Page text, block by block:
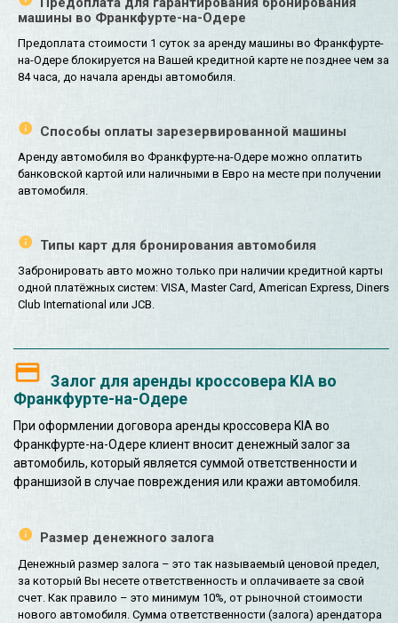
машины во Франкфурте-на-Одере
Предоплата стоимости 1 суток за аренду машины во Франкфурте-
на-Одере блокируется на Вашей кредитной карте не позднее чем за
84 часа, до начала аренды автомобиля.
Способы оплаты зарезервированной машины
Аренду автомобиля во Франкфурте-на-Одере можно оплатить
банковской картой или наличными в Евро на месте при получении
автомобиля.
Типы карт для бронирования автомобиля
Забронировать авто можно только при наличии кредитной карты
одной платёжных систем: VISA, Master Card, American Express, Diners
Club International или JCB.
Залог для аренды кроссовера KIA во
Франкфурте-на-Одере
При оформлении договора аренды кроссовера KIA во
Франкфурте-на-Одере клиент вносит денежный залог за
автомобиль, который является суммой ответственности и
франшизой в случае повреждения или кражи автомобиля.
Размер денежного залога
Денежный размер залога – это так называемый ценовой предел,
за который Вы несете ответственность и оплачиваете за свой
счет. Как правило – это минимум 10%, от рыночной стоимости
нового автомобиля. Сумма ответственности (залога) арендатора